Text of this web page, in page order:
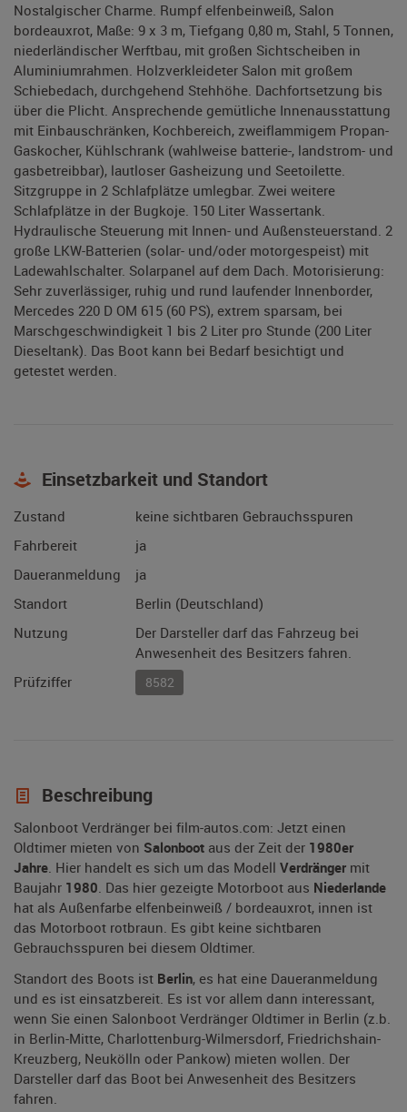
Nostalgischer Charme. Rumpf elfenbeinweiß, Salon
bordeauxrot, Maße: 9 x 3 m, Tiefgang 0,80 m, Stahl, 5 Tonnen,
niederländischer Werftbau, mit großen Sichtscheiben in
Aluminiumrahmen. Holzverkleideter Salon mit großem
Schiebedach, durchgehend Stehhöhe. Dachfortsetzung bis
über die Plicht. Ansprechende gemütliche Innenausstattung
mit Einbauschränken, Kochbereich, zweiflammigem Propan-
Gaskocher, Kühlschrank (wahlweise batterie-, landstrom- und
gasbetreibbar), lautloser Gasheizung und Seetoilette.
Sitzgruppe in 2 Schlafplätze umlegbar. Zwei weitere
Schlafplätze in der Bugkoje. 150 Liter Wassertank.
Hydraulische Steuerung mit Innen- und Außensteuerstand. 2
große LKW-Batterien (solar- und/oder motorgespeist) mit
Ladewahlschalter. Solarpanel auf dem Dach. Motorisierung:
Sehr zuverlässiger, ruhig und rund laufender Innenborder,
Mercedes 220 D OM 615 (60 PS), extrem sparsam, bei
Marschgeschwindigkeit 1 bis 2 Liter pro Stunde (200 Liter
Dieseltank). Das Boot kann bei Bedarf besichtigt und
getestet werden.
Einsetzbarkeit und Standort
Zustand
keine sichtbaren Gebrauchsspuren
Fahrbereit
ja
Daueranmeldung
ja
Standort
Berlin (Deutschland)
Nutzung
Der Darsteller darf das Fahrzeug bei
Anwesenheit des Besitzers fahren.
Prüfziffer
8582
Beschreibung
Salonboot Verdränger bei film-autos.com: Jetzt einen
Oldtimer mieten von Salonboot aus der Zeit der 1980er
Jahre. Hier handelt es sich um das Modell Verdränger mit
Baujahr 1980. Das hier gezeigte Motorboot aus Niederlande
hat als Außenfarbe elfenbeinweiß / bordeauxrot, innen ist
das Motorboot rotbraun. Es gibt keine sichtbaren
Gebrauchsspuren bei diesem Oldtimer.
Standort des Boots ist Berlin, es hat eine Daueranmeldung
und es ist einsatzbereit. Es ist vor allem dann interessant,
wenn Sie einen Salonboot Verdränger Oldtimer in Berlin (z.b.
in Berlin-Mitte, Charlottenburg-Wilmersdorf, Friedrichshain-
Kreuzberg, Neukölln oder Pankow) mieten wollen. Der
Darsteller darf das Boot bei Anwesenheit des Besitzers
fahren.